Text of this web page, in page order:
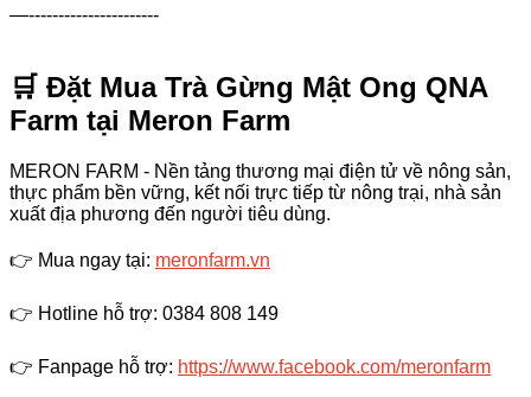
—----------------------
🛒 Đặt Mua Trà Gừng Mật Ong QNA
Farm tại Meron Farm
MERON FARM - Nền tảng thương mại điện tử về nông sản,
thực phẩm bền vững, kết nối trực tiếp từ nông trại, nhà sản
xuất địa phương đến người tiêu dùng.
👉 Mua ngay tại: meronfarm.vn
👉 Hotline hỗ trợ: 0384 808 149
👉 Fanpage hỗ trợ: https://www.facebook.com/meronfarm